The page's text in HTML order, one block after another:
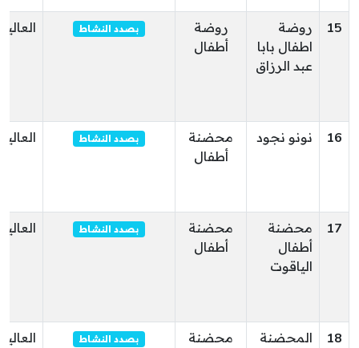
15
روضة
اطفال بابا
عبد الرزاق
روضة
أطفال
بصدد النشاط العالية
16 نونو نجود
محضنة
أطفال
بصدد النشاط العالية
17
محضنة
أطفال
الياقوت
محضنة
أطفال
بصدد النشاط العالية
18
المحضنة
محضنة
بصدد النشاط العالية